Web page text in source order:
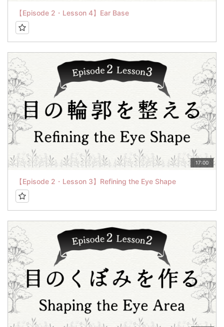
【Episode 2・Lesson 4】Ear Base
17:00
【Episode 2・Lesson 3】Refining the Eye Shape